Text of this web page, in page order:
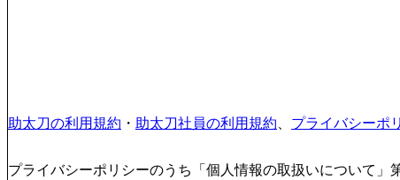
助太刀の利用規約 ・ 助太刀社員の利用規約 プライバシーポ
プライバシーポリシーのうち「個人情報の取扱いについて」